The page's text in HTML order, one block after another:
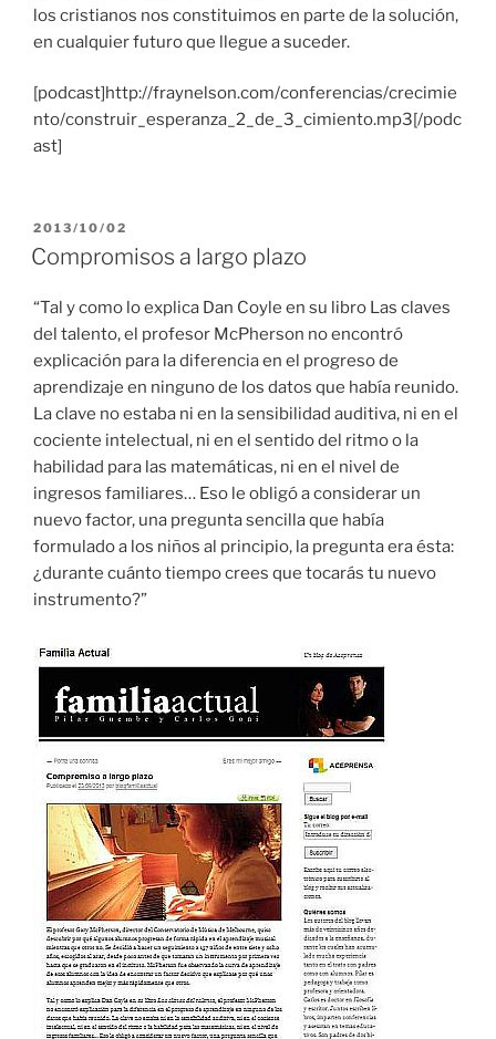
los cristianos nos constituimos en parte de la solución,
en cualquier futuro que llegue a suceder.
[podcast]http://fraynelson.com/conferencias/crecimie
nto/construir_esperanza_2_de_3_cimiento.mp3[/podc
ast]
PUBLICADO
EL
2013/10/02
Compromisos a largo plazo
“Tal y como lo explica Dan Coyle en su libro Las claves
del talento, el profesor McPherson no encontró
explicación para la diferencia en el progreso de
aprendizaje en ninguno de los datos que había reunido.
La clave no estaba ni en la sensibilidad auditiva, ni en el
cociente intelectual, ni en el sentido del ritmo o la
habilidad para las matemáticas, ni en el nivel de
ingresos familiares… Eso le obligó a considerar un
nuevo factor, una pregunta sencilla que había
formulado a los niños al principio, la pregunta era ésta:
¿durante cuánto tiempo crees que tocarás tu nuevo
instrumento?”